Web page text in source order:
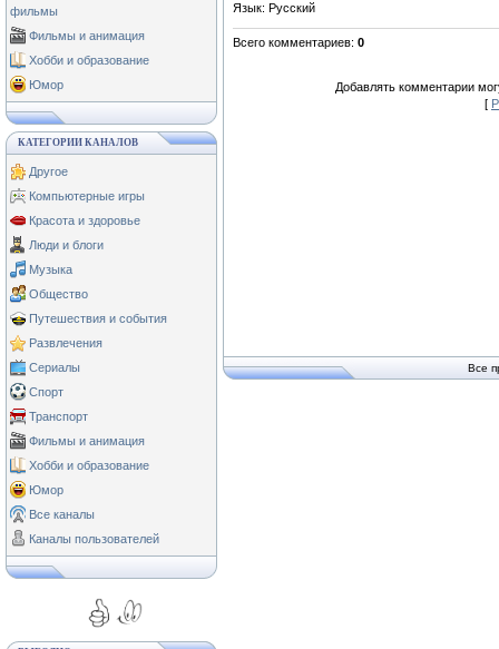
фильмы
Фильмы и анимация
Хобби и образование
Юмор
КАТЕГОРИИ КАНАЛОВ
Другое
Компьютерные игры
Красота и здоровье
Люди и блоги
Музыка
Общество
Путешествия и события
Развлечения
Сериалы
Спорт
Транспорт
Фильмы и анимация
Хобби и образование
Юмор
Все каналы
Каналы пользователей
Язык: Русский
Всего комментариев: 0
Добавлять комментарии
[
Все